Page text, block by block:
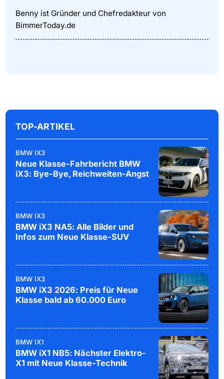
Benny ist Gründer und Chefredakteur von
BimmerToday.de
TOP-ARTIKEL
BMW IX3
Neue Klasse-Fahrbericht BMW
iX3: Bye-Bye, Reichweiten-Angst
BMW IX3
BMW iX3 NA5: Alle Bilder und
Infos zum Neue Klasse-SUV
BMW IX3
BMW iX3 2026: Preis für Neue
Klasse bald ab 60.000 Euro
BMW IX1
BMW iX1 NB5: Nächster Elektro-
X1 mit Neue Klasse-Technik